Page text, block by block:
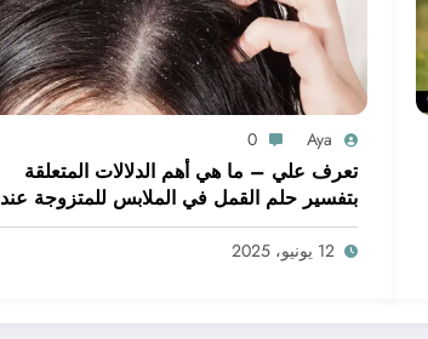
Aya
0
تعرف علي – ما هي أهم الدلالات المتعلقة
بتفسير حلم القمل في الملابس للمتزوجة عند
ابن سيرين؟ – بالتفصيل
12 يونيو، 2025